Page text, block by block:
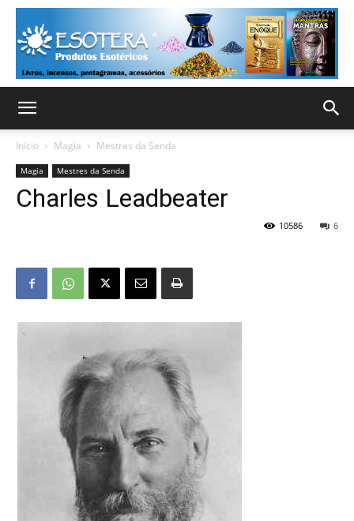
Início Magia Mestres da Senda
Magia Mestres da Senda
Charles Leadbeater
6
10586